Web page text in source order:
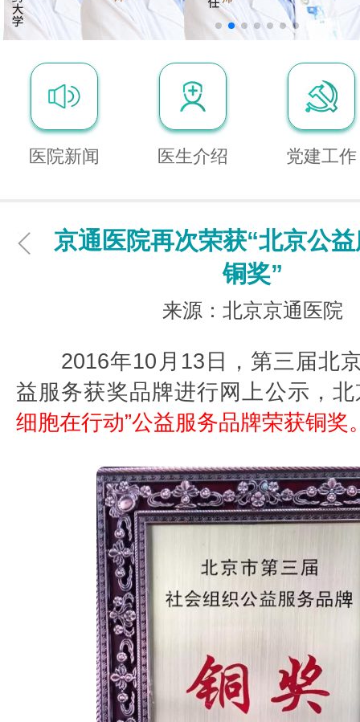
医院新闻 医生介绍 党建工作
京通医院再次荣获“北京公
铜奖”
来源：北京京通医院
2016年10月13日，第三届北
益服务获奖品牌进行网上公示，
细胞在行动”公益服务品牌荣获铜奖